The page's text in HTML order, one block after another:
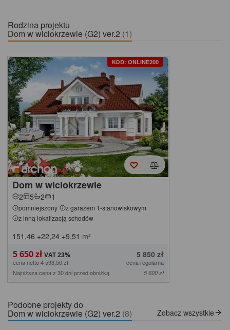
Rodzina projektu
Dom w wiciokrzewie (G2) ver.2 (1)
KOD: ONLINE200
Dom w wiciokrzewie
2 5 2 1
pomniejszony
z garażem 1-stanowiskowym
z inną lokalizacją schodów
151,46 +22,24 +9,51 m²
5 650 zł 5 850 zł
cena netto 4 593,50 zł
cena regularna
Najniższa cena z 30 dni przed obniżką
5 600 zł
Podobne projekty do
Dom w wiciokrzewie (G2) ver.2 (8) Zobacz wszystkie